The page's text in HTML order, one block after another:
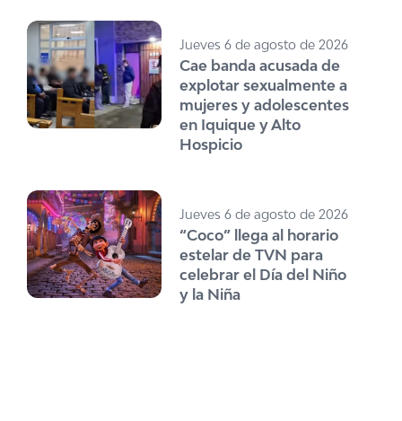
Jueves 6 de agosto de 2026
Cae banda acusada de
explotar sexualmente a
mujeres y adolescentes
en Iquique y Alto
Hospicio
Jueves 6 de agosto de 2026
“Coco” llega al horario
estelar de TVN para
celebrar el Día del Niño
y la Niña